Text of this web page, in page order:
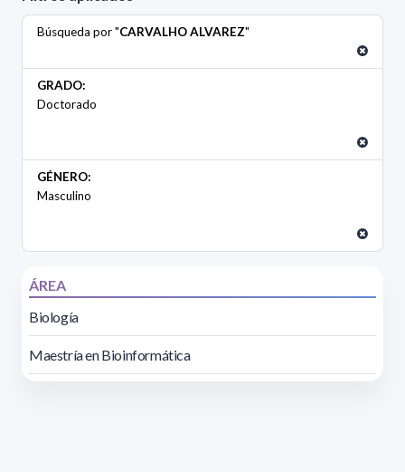
Búsqueda por "CARVALHO ALVAREZ"
GRADO:
Doctorado
GÉNERO:
Masculino
ÁREA
Biología
Maestría en Bioinformática